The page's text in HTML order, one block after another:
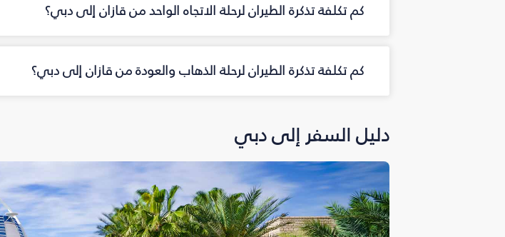
كم تكلفة تذكرة الطيران لرحلة الاتجاه الواحد من قازان إلى دبي؟
كم تكلفة تذكرة الطيران لرحلة الذهاب والعودة من قازان إلى دبي؟
دليل السفر إلى دبي